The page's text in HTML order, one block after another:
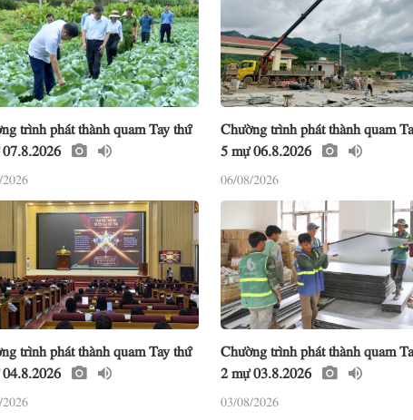
trình phát thành quam Tay thứ
Chường trình phát thành quam
5 mự 06.8.2026
06/08/2026
trình phát thành quam Tay thứ
Chường trình phát thành quam
2 mự 03.8.2026
03/08/2026